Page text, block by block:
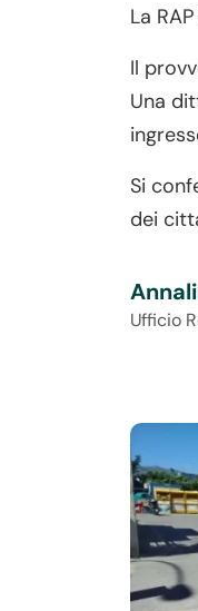
La
Il
Una
Si
dei
Ufficio